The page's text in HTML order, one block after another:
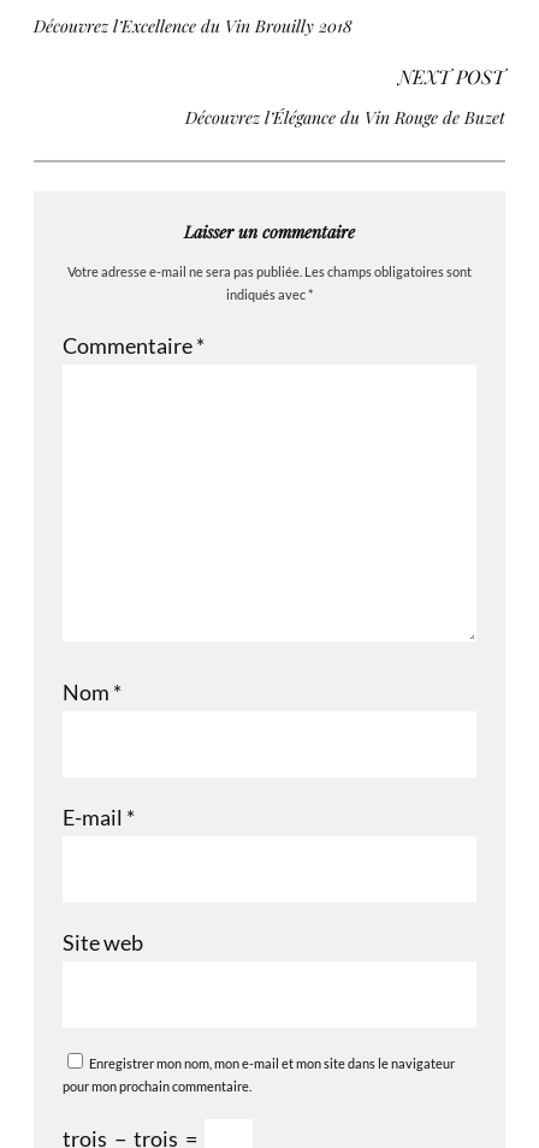
Découvrez l’Excellence du Vin Brouilly 2018
NEXT POST
Découvrez l’Élégance du Vin Rouge de Buzet
Laisser un commentaire
Votre adresse e-mail ne sera pas publiée. Les champs obligatoires sont
indiqués avec*
Commentaire*
Nom *
E-mail *
Site web
Enregistrer mon nom, mon e-mail et mon site dans le navigateur
pour mon prochain commentaire.
trois − trois =